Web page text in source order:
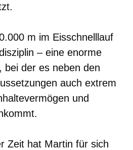
m im Eisschnelllauf
– eine enorme
bei der es neben den
auch extrem
und
Zeit hat Martin für sich